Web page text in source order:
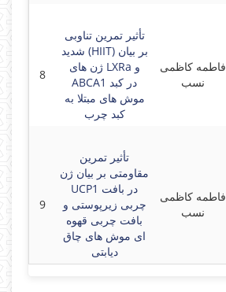
8
تأثیر تمرین تناوبی
شدید (HIIT) بر بیان
ژن های LXRa و
ABCA1 در کبد
موش های مبتلا به
کبد چرب
فاطمه کاظمی
نسب
9
تأثیر تمرین
مقاومتی بر بیان ژن
UCP1 در بافت
چربی زیرپوستی و
بافت چربی قهوه
ای موش های چاق
دیابتی
فاطمه کاظمی
نسب